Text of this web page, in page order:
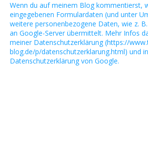
Wenn du auf meinem Blog kommentierst,
eingegebenen Formulardaten (und unter
weitere personenbezogene Daten, wie z.
an Google-Server übermittelt. Mehr Infos
meiner Datenschutzerklärung (https://
blog.de/p/datenschutzerklarung.html) und
Datenschutzerklärung von Google.